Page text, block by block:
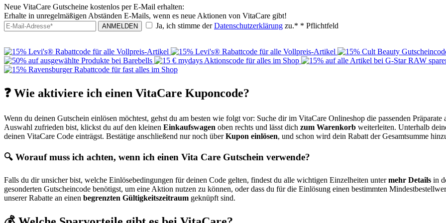
Neue VitaCare Gutscheine kostenlos per E-Mail erhalten:
Erhalte in unregelmäßigen Abständen E-Mails, wenn es neue Aktionen von VitaCare gibt!
ANMELDEN Ja, ich stimme derDatenschutzerklärung zu.* * Pflichtfeld
❓ Wie aktiviere ich einen VitaCare Kuponcode?
Wenn du deinen Gutschein einlösen möchtest, gehst du am besten wie folgt vor: Suche dir im VitaCare Onlineshop die passenden
Auswahl zufrieden bist, klickst du auf den kleinen Einkaufswagen oben rechts und lässt dich zum Warenkorb weiterleiten. Unterhalb
deinen VitaCare Code einträgst. Bestätige anschließend nur noch überKupon einlösen, und schon wird dein Rabatt der Gesamtsumme
🔍 Worauf muss ich achten, wenn ich einen Vita Care Gutschein verwende?
Falls du dir unsicher bist, welche Einlösebedingungen für deinen Code gelten, findest du alle wichtigen Einzelheiten untermehr Details in
gesonderten Gutscheincode benötigst, um eine Aktion nutzen zu können, oder dass du für die Einlösung einen bestimmten
unserer Rabatte an einen begrenzten Gültigkeitszeitraum geknüpft sind.